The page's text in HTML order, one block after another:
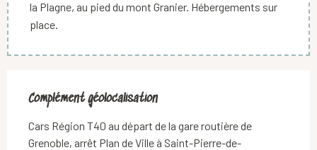
la Plagne, au pied du mont Granier. Hébergements sur
place.
Complément géolocalisation
Complément géolocalisation
Cars Région T40 au départ de la gare routière de
Grenoble, arrêt Plan de Ville à Saint-Pierre-de-